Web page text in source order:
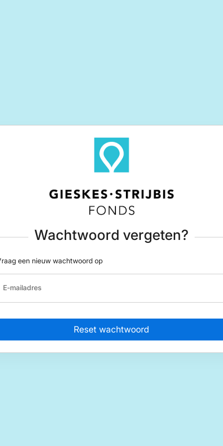
Wachtwoord vergeten?
een nieuw wachtwoord op
E-mailadres
Reset wachtwoord